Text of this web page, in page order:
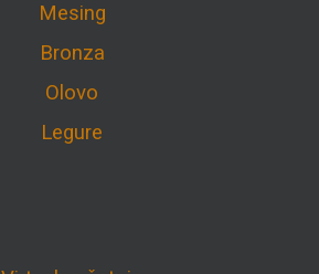
Mesing
Bronza
Olovo
Legure